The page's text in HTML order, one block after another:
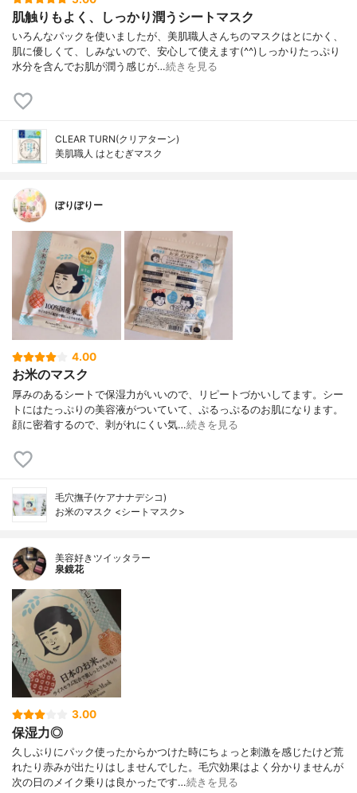
肌触りもよく、しっかり潤うシートマスク
いろんなパックを使いましたが、美肌職人さんちのマスクはとにかく、
肌に優しくて、しみないので、安心して使えます(^^)しっかりたっぷり
水分を含んでお肌が潤う感じが…続きを見る
CLEAR TURN(クリアターン)
美肌職人 はとむぎマスク
ぽりぽりー
4.00
お米のマスク
厚みのあるシートで保湿力がいいので、リピートづかいしてます。シー
トにはたっぷりの美容液がついていて、ぷるっぷるのお肌になります。
顔に密着するので、剥がれにくい気…続きを見る
毛穴撫子(ケアナナデシコ)
お米のマスク <シートマスク>
美容好きツイッタラー
泉鏡花
3.00
保湿力◎
久しぶりにパック使ったからかつけた時にちょっと刺激を感じたけど荒
れたり赤みが出たりはしませんでした。毛穴効果はよく分かりませんが
次の日のメイク乗りは良かったです…続きを見る